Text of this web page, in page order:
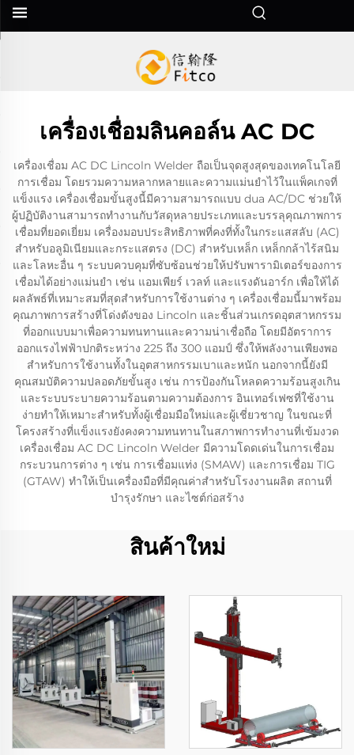
เครื่องเชื่อมลินคอล์น AC DC
เครื่องเชื่อม AC DC Lincoln Welder ถือเป็นจุดสูงสุดของเทคโนโลยี
การเชื่อม โดยรวมความหลากหลายและความแม่นยำไว้ในแพ็คเกจที่
แข็งแรง เครื่องเชื่อมขั้นสูงนี้มีความสามารถแบบ dua AC/DC ช่วยให้
ผู้ปฏิบัติงานสามารถทำงานกับวัสดุหลายประเภทและบรรลุคุณภาพการ
เชื่อมที่ยอดเยี่ยม เครื่องมอบประสิทธิภาพที่คงที่ทั้งในกระแสสลับ (AC)
สำหรับอลูมิเนียมและกระแสตรง (DC) สำหรับเหล็ก เหล็กกล้าไร้สนิม
และโลหะอื่น ๆ ระบบควบคุมที่ซับซ้อนช่วยให้ปรับพารามิเตอร์ของการ
เชื่อมได้อย่างแม่นยำ เช่น แอมเพียร์ เวลท์ และแรงดันอาร์ก เพื่อให้ได้
ผลลัพธ์ที่เหมาะสมที่สุดสำหรับการใช้งานต่าง ๆ เครื่องเชื่อมนี้มาพร้อม
คุณภาพการสร้างที่โด่งดังของ Lincoln และชิ้นส่วนเกรดอุตสาหกรรม
ที่ออกแบบมาเพื่อความทนทานและความน่าเชื่อถือ โดยมีอัตราการ
ออกแรงไฟฟ้าปกติระหว่าง 225 ถึง 300 แอมป์ ซึ่งให้พลังงานเพียงพอ
สำหรับการใช้งานทั้งในอุตสาหกรรมเบาและหนัก นอกจากนี้ยังมี
คุณสมบัติความปลอดภัยขั้นสูง เช่น การป้องกันโหลดความร้อนสูงเกิน
และระบบระบายความร้อนตามความต้องการ อินเทอร์เฟซที่ใช้งาน
ง่ายทำให้เหมาะสำหรับทั้งผู้เชื่อมมือใหม่และผู้เชี่ยวชาญ ในขณะที่
โครงสร้างที่แข็งแรงยังคงความทนทานในสภาพการทำงานที่เข้มงวด
เครื่องเชื่อม AC DC Lincoln Welder มีความโดดเด่นในการเชื่อม
กระบวนการต่าง ๆ เช่น การเชื่อมแท่ง (SMAW) และการเชื่อม TIG
(GTAW) ทำให้เป็นเครื่องมือที่มีคุณค่าสำหรับโรงงานผลิต สถานที่
บำรุงรักษา และไซต์ก่อสร้าง
สินค้าใหม่